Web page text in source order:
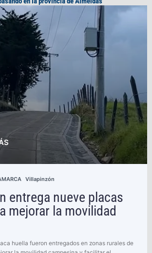
Villapinzón
entrega nueve placas
mejorar la movilidad
huella fueron entregados en zonas rurales de